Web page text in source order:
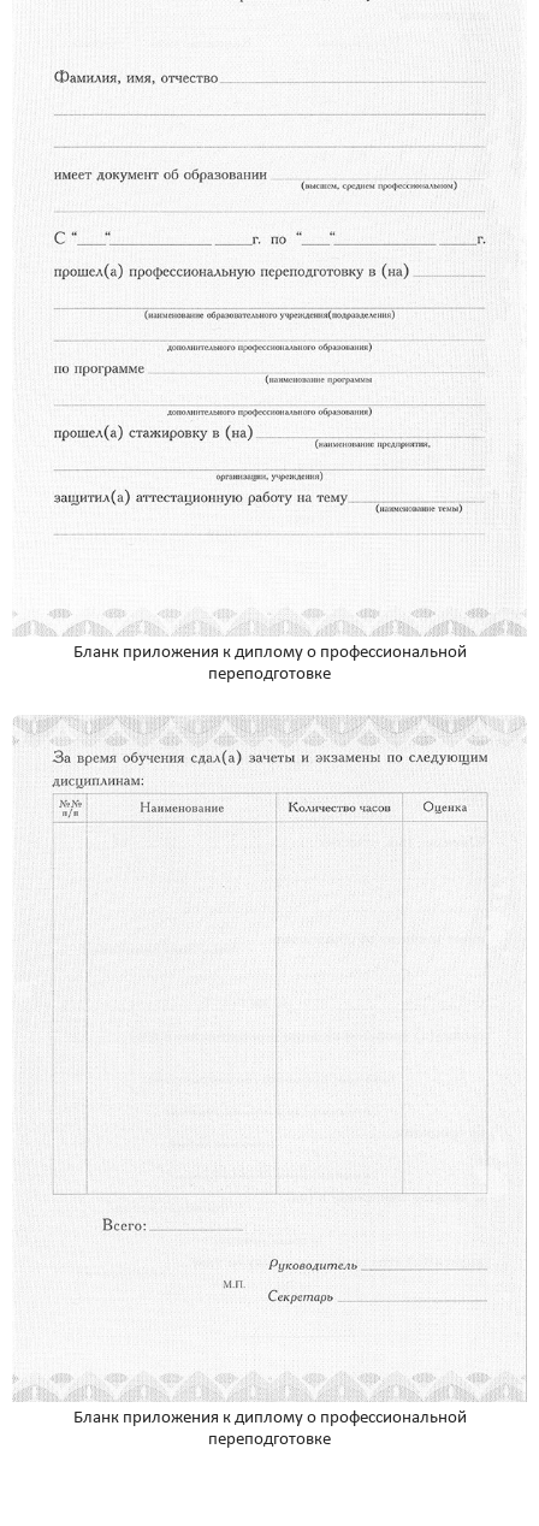
Бланк приложения к диплому о профессиональной
переподготовке
Бланк приложения к диплому о профессиональной
переподготовке